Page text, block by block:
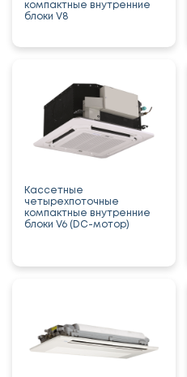
компактные внутренние
блоки V8
Кассетные
четырехпоточные
компактные внутренние
блоки V6 (DC-мотор)